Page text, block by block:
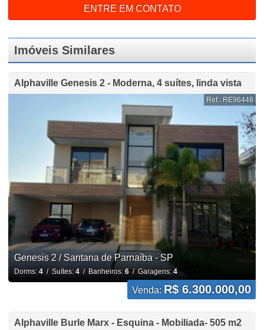
ENTRE EM CONTATO
Imóveis Similares
Alphaville Genesis 2 - Moderna, 4 suítes, linda vista
Ref.: RE96448
Genesis 2 / Santana de Parnaíba - SP
Dorms: 4/ Suítes: 4/ Banheiros:6/ Garagens: 4
Venda: R$ 6.300.000,00
Alphaville Burle Marx - Esquina - Mobiliada- 505 m2